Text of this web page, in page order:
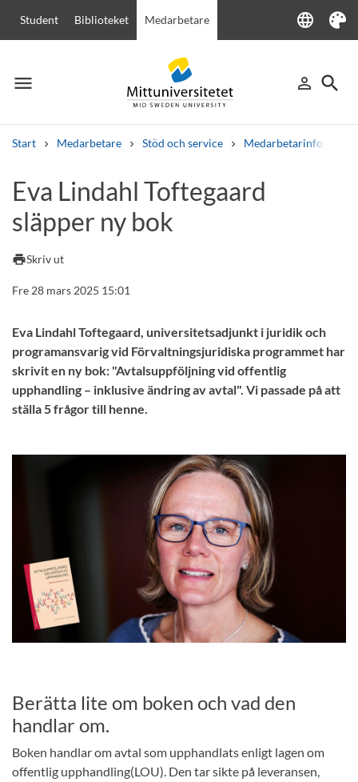
Student Biblioteket Medarbetare language
Language
Tema
menu
Meny person_outline
Logga in
search
Sök
Start Medarbetare Stöd och service Medarbetarinfo
Andra söktjänster
Kurser och program Kursplaner
Lediga jobb
Eva Lindahl Toftegaard
släpper ny bok
printSkriv ut
Fre 28 mars 2025 15:01
Eva Lindahl Toftegaard, universitetsadjunkt i juridik och
programansvarig vid Förvaltningsjuridiska programmet har
skrivit en ny bok: "Avtalsuppföljning vid offentlig
upphandling – inklusive ändring av avtal". Vi passade på att
ställa 5 frågor till henne.
Berätta lite om boken och vad den
handlar om.
Boken handlar om avtal som upphandlats enligt lagen om
offentlig upphandling(LOU). Den tar sikte på leveransen,